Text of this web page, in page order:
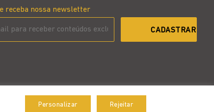
Personalizar Rejeitar
receba nossa newsletter
Desenvolvido por